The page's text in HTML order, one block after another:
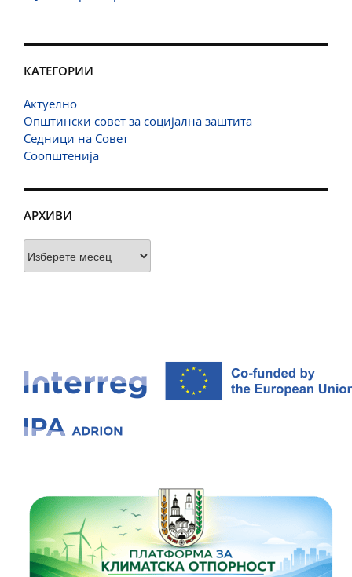
КАТЕГОРИИ
Актуелно
Општински совет за социјална заштита
Седници на Совет
Соопштенија
АРХИВИ